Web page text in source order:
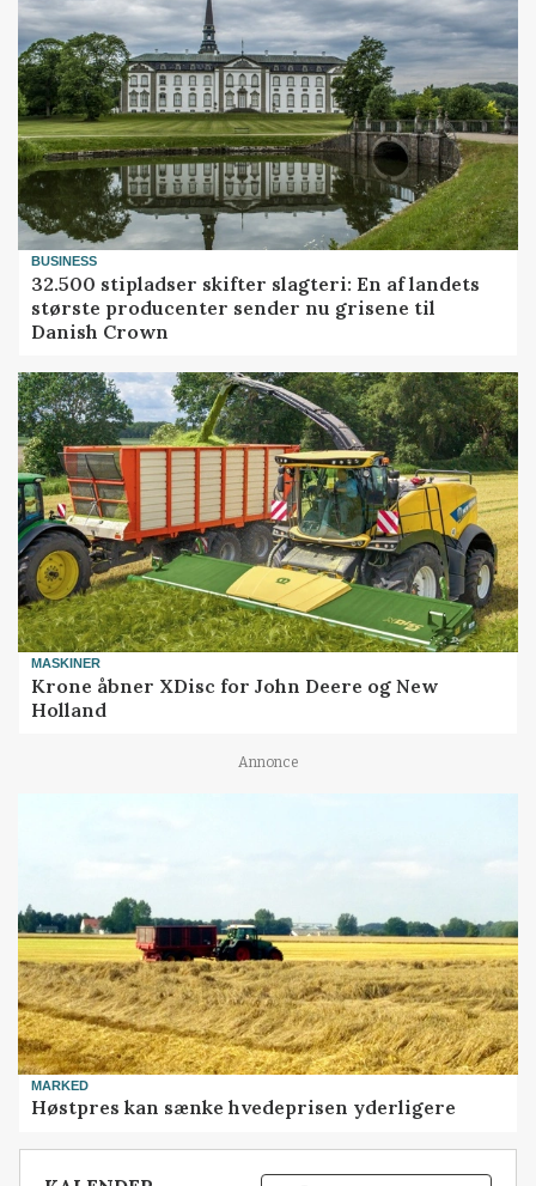
BUSINESS
32.500 stipladser skifter slagteri: En af landets
største producenter sender nu grisene til
Danish Crown
MASKINER
Krone åbner XDisc for John Deere og New
Holland
Annonce
MARKED
Høstpres kan sænke hvedeprisen yderligere